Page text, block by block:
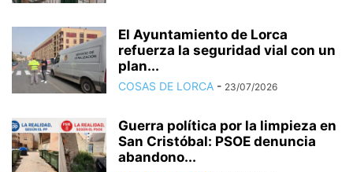
El Ayuntamiento de Lorca
refuerza la seguridad vial con un
plan...
COSAS DE LORCA - 23/07/2026
Guerra política por la limpieza en
San Cristóbal: PSOE denuncia
abandono...